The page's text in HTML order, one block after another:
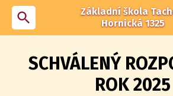
search
Základní škola
Hornická 1325
SCHVÁLENÝ
ROK 2025